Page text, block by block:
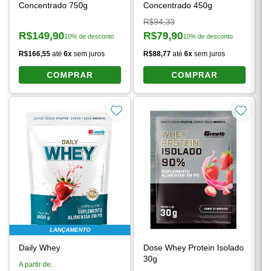
Concentrado 750g
Preço à vista:
R$149,9010% de desconto
R$166,55 até6x sem juros
COMPRAR
Concentrado 450g
Preço original:
R$94,33
Preço à vista:
R$79,9010% de desconto
R$88,77 até 6x sem juros
COMPRAR
LANÇAMENTO
Daily Whey
A partir de:
Dose Whey Protein Isolado
30g